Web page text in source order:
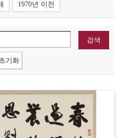
1970년 이전
기화